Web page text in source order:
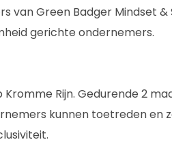
van Green Badger Mindset
gerichte ondernemers.
Rijn. Gedurende 2
kunnen toetreden en